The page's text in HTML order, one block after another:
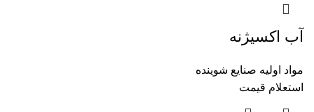
آب اکسیژنه
مواد اولیه صنایع شوینده
استعلام قیمت